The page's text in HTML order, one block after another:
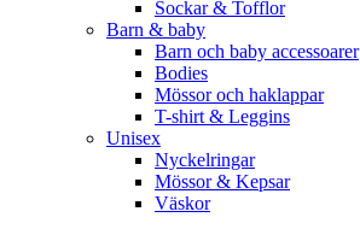
Sockar & Tofflor
Barn & baby
Barn och baby accessoarer
Bodies
Mössor och haklappar
T-shirt & Leggins
Unisex
Nyckelringar
Mössor & Kepsar
Väskor